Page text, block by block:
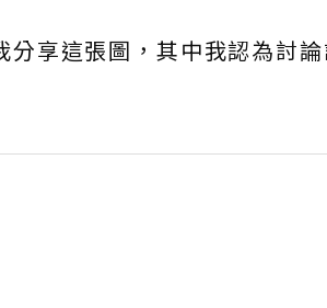
分享這張圖，其中我認為討